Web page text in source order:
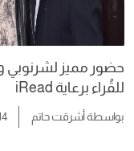
حضور مميز
للقُراء برعاية iRead
بواسطةأشرقت حاتم 14